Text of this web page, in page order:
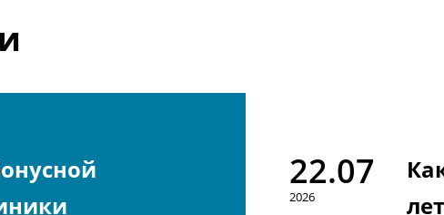
22.07
2026